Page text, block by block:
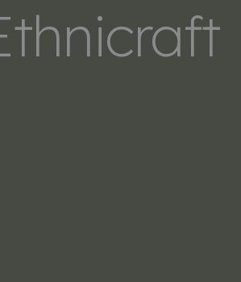
SOBRE NOSOTROS CONTACTO